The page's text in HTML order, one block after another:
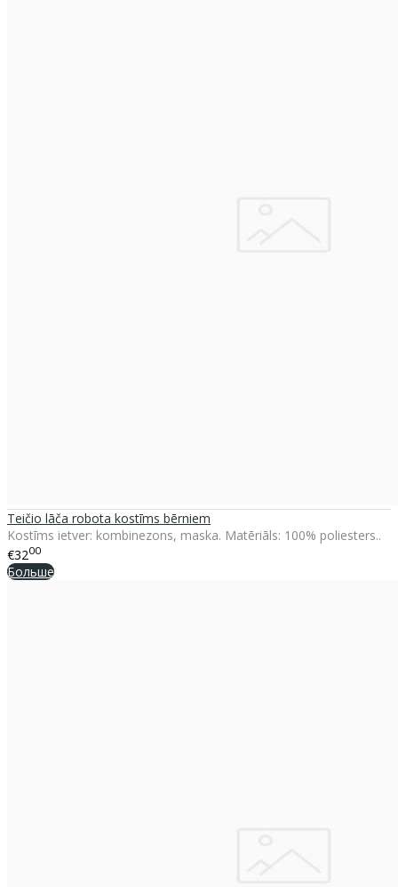
Teičio lāča robota kostīms bērniem
Kostīms ietver: kombinezons, maska. Matēriāls: 100% poliesters..
€3200
Больше